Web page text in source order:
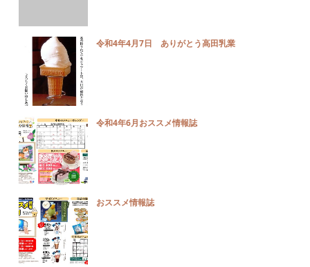
令和4年4月7日 ありがとう高田乳業
令和4年6月おススメ情報誌
おススメ情報誌